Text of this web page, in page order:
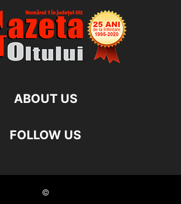
ABOUT US
FOLLOW US
©